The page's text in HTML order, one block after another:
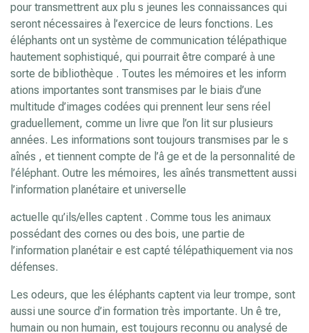
pour transmettrent aux plu s jeunes les connaissances qui
seront nécessaires à l’exercice de leurs fonctions. Les
éléphants ont un système de communication télépathique
hautement sophistiqué, qui pourrait être comparé à une
sorte de bibliothèque . Toutes les mémoires et les inform
ations importantes sont transmises par le biais d’une
multitude d’images codées qui prennent leur sens réel
graduellement, comme un livre que l’on lit sur plusieurs
années. Les informations sont toujours transmises par le s
aînés , et tiennent compte de l’â ge et de la personnalité de
l’éléphant. Outre les mémoires, les aînés transmettent aussi
l’information planétaire et universelle
actuelle qu’ils/elles captent . Comme tous les animaux
possédant des cornes ou des bois, une partie de
l’information planétair e est capté télépathiquement via nos
défenses.
Les odeurs, que les éléphants captent via leur trompe, sont
aussi une source d’in formation très importante. Un ê tre,
humain ou non humain, est toujours reconnu ou analysé de